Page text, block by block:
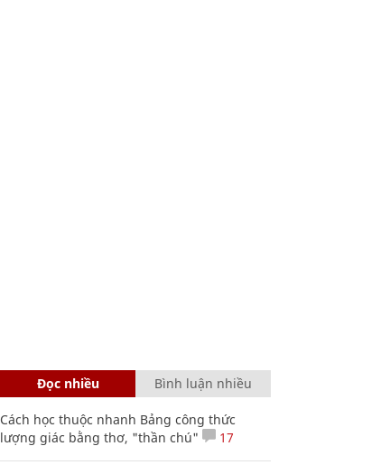
Đọc nhiều Bình luận nhiều
Cách học thuộc nhanh Bảng công thức
lượng giác bằng thơ, "thần chú"
17